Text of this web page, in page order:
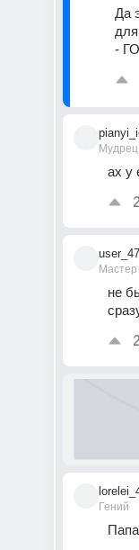
Да
-
Мудрец
ах у
2
Мастер
не
2
Гений